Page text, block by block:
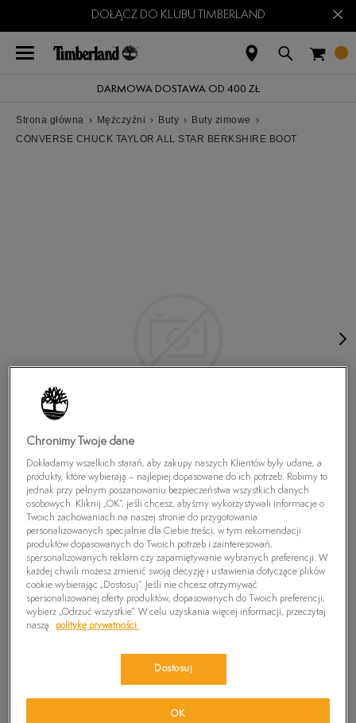
DOŁĄCZ DO KLUBU TIMBERLAND ×
DARMOWA DOSTAWA OD 400 ZŁ
Strona główna › Mężczyźni › Buty › Buty zimowe ›
CONVERSE CHUCK TAYLOR ALL STAR BERKSHIRE BOOT
CONVERSE CHUCK TAYLOR ALL STAR
BERKSHIRE BOOT
Wybierz swój rozmiar, a gdy będzie dostępny, otrzymasz od nas
Chronimy Twoje dane
Dokładamy wszelkich starań, aby zakupy naszych Klientów były udane, a
produkty, które wybierają – najlepiej dopasowane do ich potrzeb. Robimy to
jednak przy pełnym poszanowaniu bezpieczeństwa wszystkich danych
osobowych. Kliknij „OK”, jeśli chcesz, abyśmy wykorzystywali informacje o
Twoich zachowaniach na naszej stronie do przygotowania
personalizowanych specjalnie dla Ciebie treści, w tym rekomendacji
produktów dopasowanych do Twoich potrzeb i zainteresowań,
spersonalizowanych reklam czy zapamiętywanie wybranych preferencji. W
każdej chwili możesz zmienić swoją decyzję i ustawienia dotyczące plików
cookie wybierając „Dostosuj”. Jeśli nie chcesz otrzymywać
spersonalizowanej oferty produktów, dopasowanych do Twoich preferencji,
wybierz „Odrzuć wszystkie”. W celu uzyskania więcej informacji, przeczytaj
naszą
politykę prywatności.
Dostosuj
OK